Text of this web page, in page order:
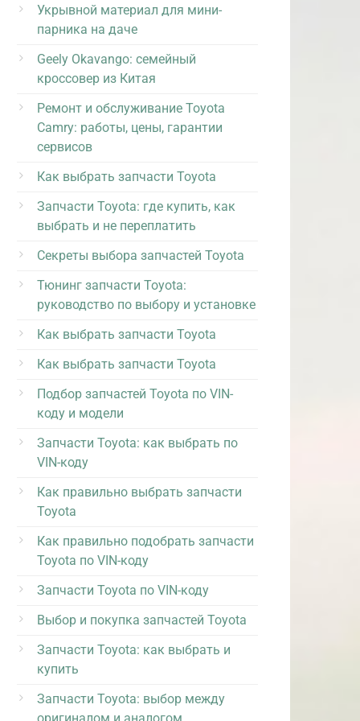
Укрывной материал для мини-
парника на даче
Geely Okavango: семейный
кроссовер из Китая
Ремонт и обслуживание Toyota
Camry: работы, цены, гарантии
сервисов
Как выбрать запчасти Toyota
Запчасти Toyota: где купить, как
выбрать и не переплатить
Секреты выбора запчастей Toyota
Тюнинг запчасти Toyota:
руководство по выбору и установке
Как выбрать запчасти Toyota
Как выбрать запчасти Toyota
Подбор запчастей Toyota по VIN-
коду и модели
Запчасти Toyota: как выбрать по
VIN-коду
Как правильно выбрать запчасти
Toyota
Как правильно подобрать запчасти
Toyota по VIN-коду
Запчасти Toyota по VIN-коду
Выбор и покупка запчастей Toyota
Запчасти Toyota: как выбрать и
купить
Запчасти Toyota: выбор между